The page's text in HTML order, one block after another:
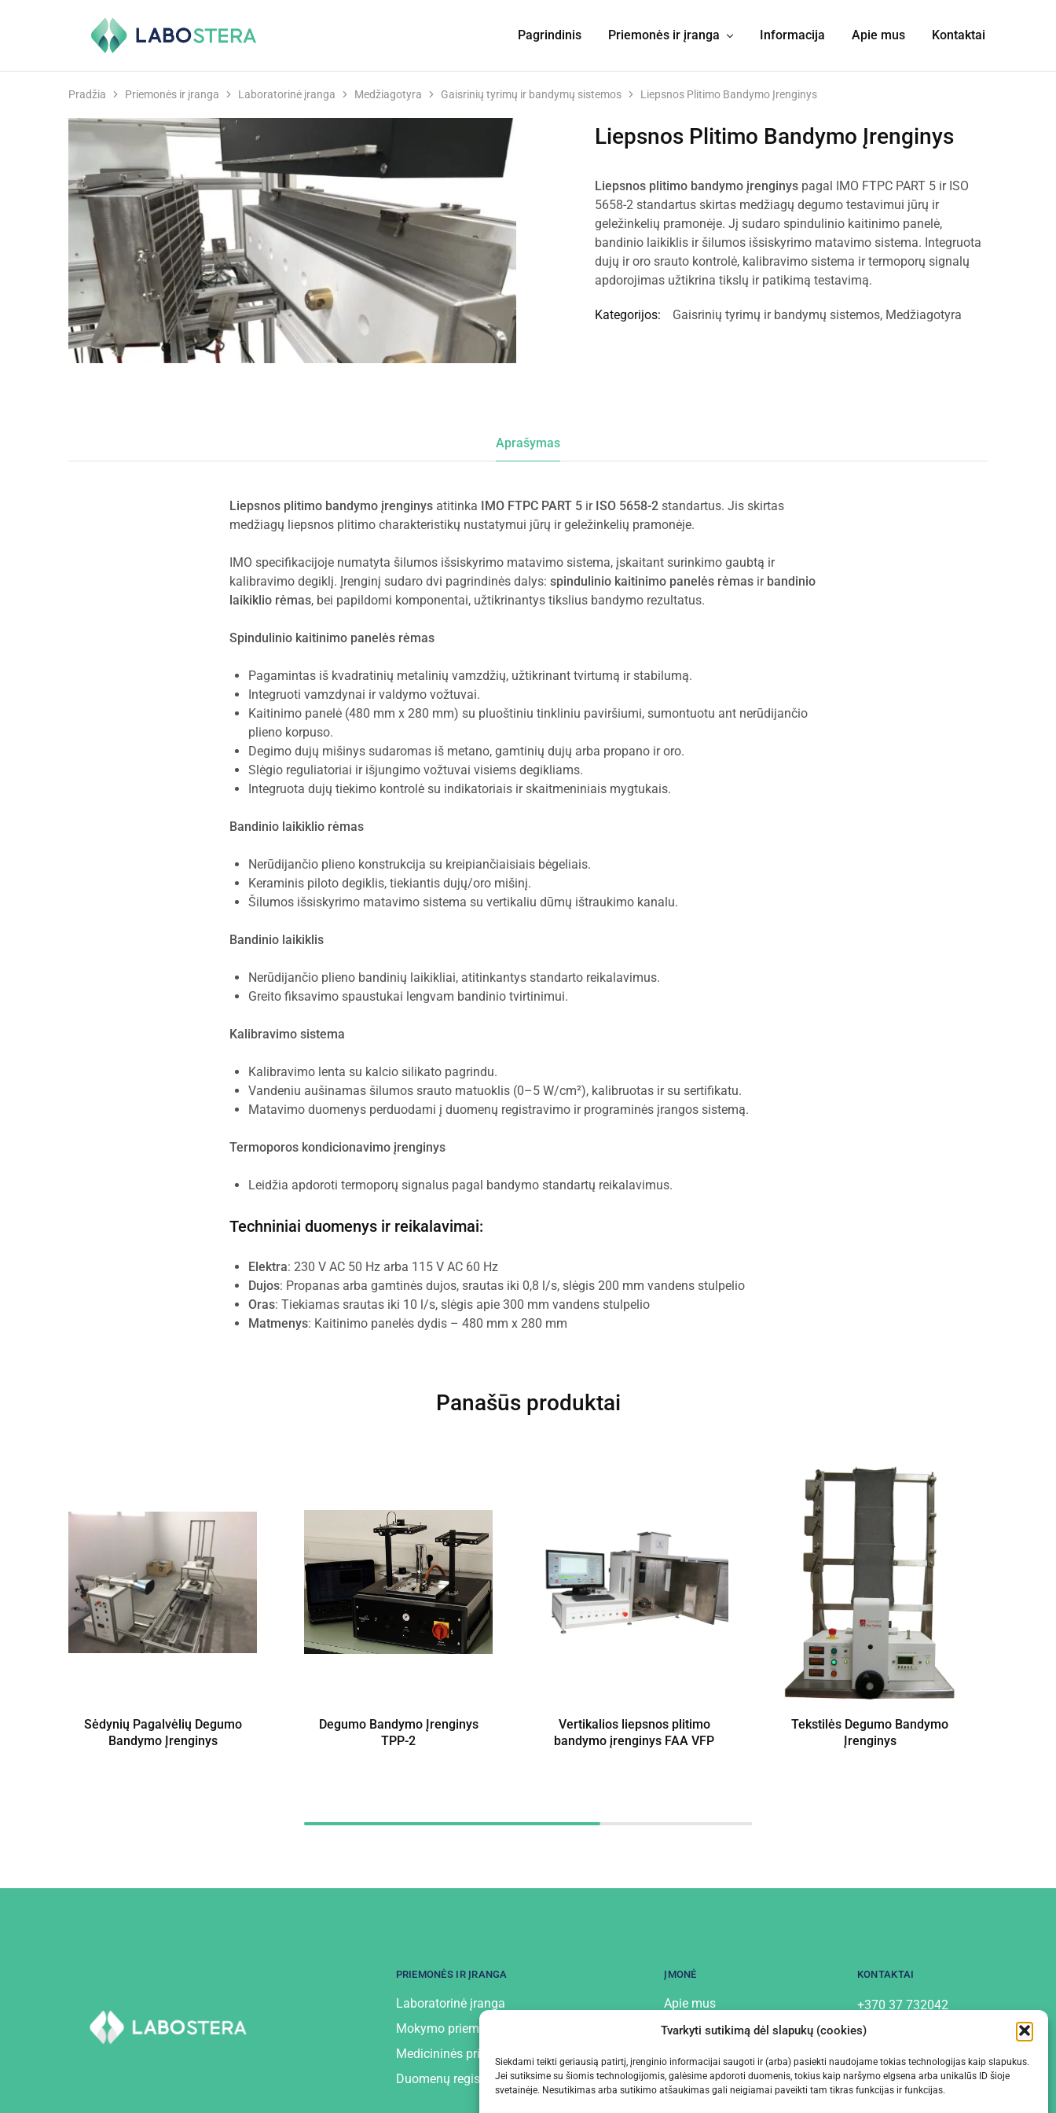
Tvarkyti sutikimą dėl slapukų (cookies)
Siekdami teikti geriausią patirtį, įrenginio informacijai saugoti ir (arba) pasiekti naudojame tokias technologijas kaip slapukus.
Jei sutiksime su šiomis technologijomis, galėsime apdoroti duomenis, tokius kaip naršymo elgsena arba unikalūs ID šioje
svetainėje. Nesutikimas arba sutikimo atšaukimas gali neigiamai paveikti tam tikras funkcijas ir funkcijas.
Labostera
Laboratorinė
Pagrindinis Priemonės ir įranga Informacija Apie mus Kontaktai
Pradžia Priemonės ir įranga Laboratorinė įranga Medžiagotyra Gaisrinių tyrimų ir bandymų sistemos Liepsnos Plitimo Bandymo Įrenginys
Liepsnos Plitimo Bandymo Įrenginys
Liepsnos plitimo bandymo įrenginyspagal IMO FTPC PART 5 ir ISO
5658-2 standartus skirtas medžiagų degumo testavimui jūrų ir
geležinkelių pramonėje. Jį sudaro spindulinio kaitinimo panelė,
bandinio laikiklis ir šilumos išsiskyrimo matavimo sistema. Integruota
dujų ir oro srauto kontrolė, kalibravimo sistema ir termoporų signalų
apdorojimas užtikrina tikslų ir patikimą testavimą.
Kategorijos: Gaisrinių tyrimų ir bandymų sistemos, Medžiagotyra
Aprašymas
Liepsnos plitimo bandymo įrenginys atitinka IMO FTPC PART 5 ir ISO 5658-2 standartus. Jis skirtas
medžiagų liepsnos plitimo charakteristikų nustatymui jūrų ir geležinkelių pramonėje.
IMO specifikacijoje numatyta šilumos išsiskyrimo matavimo sistema, įskaitant surinkimo gaubtą ir
kalibravimo degiklį. Įrenginį sudaro dvi pagrindinės dalys: spindulinio kaitinimo panelės rėmas ir bandinio
laikiklio rėmas, bei papildomi komponentai, užtikrinantys tikslius bandymo rezultatus.
Spindulinio kaitinimo panelės rėmas
Pagamintas iš kvadratinių metalinių vamzdžių, užtikrinant tvirtumą ir stabilumą.
Integruoti vamzdynai ir valdymo vožtuvai.
Kaitinimo panelė (480 mm x 280 mm) su pluoštiniu tinkliniu paviršiumi, sumontuotu ant nerūdijančio
plieno korpuso.
Degimo dujų mišinys sudaromas iš metano, gamtinių dujų arba propano ir oro.
Slėgio reguliatoriai ir išjungimo vožtuvai visiems degikliams.
Integruota dujų tiekimo kontrolė su indikatoriais ir skaitmeniniais mygtukais.
Bandinio laikiklio rėmas
Nerūdijančio plieno konstrukcija su kreipiančiaisiais bėgeliais.
Keraminis piloto degiklis, tiekiantis dujų/oro mišinį.
Šilumos išsiskyrimo matavimo sistema su vertikaliu dūmų ištraukimo kanalu.
Bandinio laikiklis
Nerūdijančio plieno bandinių laikikliai, atitinkantys standarto reikalavimus.
Greito fiksavimo spaustukai lengvam bandinio tvirtinimui.
Kalibravimo sistema
Kalibravimo lenta su kalcio silikato pagrindu.
Vandeniu aušinamas šilumos srauto matuoklis (0–5 W/cm²), kalibruotas ir su sertifikatu.
Matavimo duomenys perduodami į duomenų registravimo ir programinės įrangos sistemą.
Termoporos kondicionavimo įrenginys
Leidžia apdoroti termoporų signalus pagal bandymo standartų reikalavimus.
Techniniai duomenys ir reikalavimai:
Elektra: 230 V AC 50 Hz arba 115 V AC 60 Hz
Dujos: Propanas arba gamtinės dujos, srautas iki 0,8 l/s, slėgis 200 mm vandens stulpelio
Oras: Tiekiamas srautas iki 10 l/s, slėgis apie 300 mm vandens stulpelio
Matmenys: Kaitinimo panelės dydis – 480 mm x 280 mm
Panašūs produktai
Sėdynių Pagalvėlių Degumo
Bandymo Įrenginys
Degumo Bandymo Įrenginys
TPP-2
Vertikalios liepsnos plitimo
bandymo įrenginys FAA VFP
Tekstilės Degumo Bandymo
Įrenginys
PRIEMONĖS IR ĮRANGA
Laboratorinė įranga
Mokymo priemonės ir įranga
Medicininės priemonės ir įranga
Duomenų registratoriai
ĮMONĖ
Apie mus
Kontaktai
KONTAKTAI
+370 37 732042
info@labostera.lt